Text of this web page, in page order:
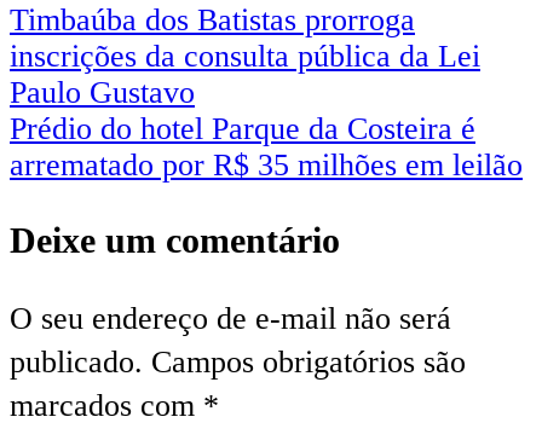
Navegação
de
Post
Timbaúba dos Batistas prorroga
inscrições da consulta pública da Lei
Paulo Gustavo
Prédio do hotel Parque da Costeira é
arrematado por R$ 35 milhões em leilão
Deixe um comentário
O seu endereço de e-mail não será
publicado. Campos obrigatórios são
marcados com *